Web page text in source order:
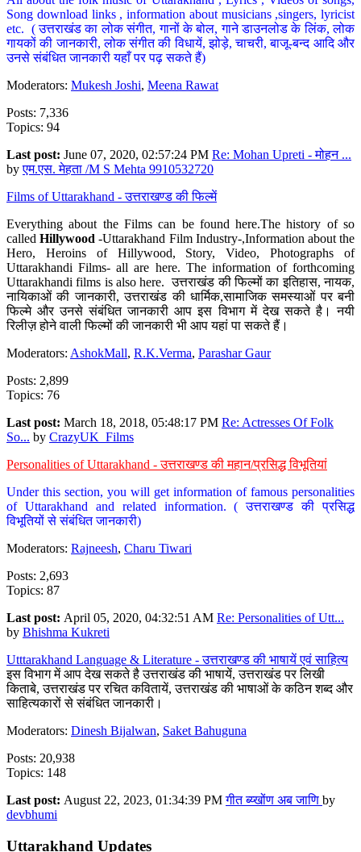
Song download links , information about musicians ,singers, lyricist
etc. ( उत्तराखंड का लोक संगीत, गानों के बोल, गाने डाउनलोड के लिंक, लोक
गायकों की जानकारी, लोक संगीत की विधायें, झोड़े, चाचरी, बाजू-बन्द आदि और
उनसे संबंधित जानकारी यहाँ पर पढ़ सकते हैं)
Moderators: Mukesh Joshi, Meena Rawat
Posts: 7,336
Topics: 94
Last post: June 07, 2020, 02:57:24 PM Re: Mohan Upreti - मोहन ...
byएम.एस. मेहता /M S Mehta 9910532720
Films of Uttarakhand - उत्तराखण्ड की फिल्में
Everything about the Films can be found here.The history of so
calledHillywood-Uttarakhand Film Industry-,Information about the
Hero, Heroins of Hillywood, Story, Video, Photographs of
Uttarakhandi Films- all are here. The information of forthcoming
Uttarakhandi films is also here. उत्तराखंड की फिल्मों का इतिहास, नायक,
नायिकाओं की जानकारी, उत्तराखंड की धार्मिक,सामाजिक समस्याओं पर बनी
फिल्मे और उनसे संबंधित जानकारी आप इस विभाग में देख सकते है। नयी
रिलीज़ होने वाली फिल्मों की जानकारी भी आप यहां पा सकते हैं।
Moderators: AshokMall, R.K.Verma, Parashar Gaur
Posts: 2,899
Topics: 76
Last post: March 18, 2018, 05:48:17 PM Re: Actresses Of Folk
So... by CrazyUK_Films
Personalities of Uttarakhand - उत्तराखण्ड की महान/प्रसिद्ध विभूतियां
Under this section, you will get information of famous personalities
of Uttarakhand and related information. ( उत्तराखण्ड की प्रसिद्ध
विभूतियों से संबंधित जानकारी)
Moderators: Rajneesh, Charu Tiwari
Posts: 2,693
Topics: 87
Last post: April 05, 2020, 04:32:51 AM Re: Personalities of Utt...
by Bhishma Kukreti
Utttarakhand Language & Literature - उत्तराखण्ड की भाषायें एवं साहित्य
इस विभाग में आप देख सकते है उत्तराखंड की भाषायें, उत्तराखंड पर लिखी
किताबे, उत्तराखंड पर रचित कवितायें, उत्तराखंड की भाषाओं के कठिन शब्द और
साहित्यकारों से संबंधित जानकारी।
Moderators: Dinesh Bijalwan, Saket Bahuguna
Posts: 20,938
Topics: 148
Last post: August 22, 2023, 01:34:39 PMगीत ब्य्खोंण अब जाणि by
devbhumi
Uttarakhand Updates